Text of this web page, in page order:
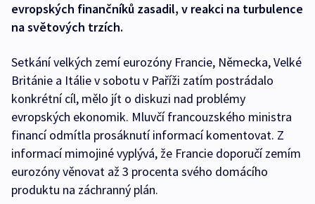
evropských finančníků zasadil, v reakci na turbulence
na světových trzích.
Setkání velkých zemí eurozóny Francie, Německa, Velké
Británie a Itálie v sobotu v Paříži zatím postrádalo
konkrétní cíl, mělo jít o diskuzi nad problémy
evropských ekonomik. Mluvčí francouzského ministra
financí odmítla prosáknutí informací komentovat. Z
informací mimojiné vyplývá, že Francie doporučí zemím
eurozóny věnovat až 3 procenta svého domácího
produktu na záchranný plán.